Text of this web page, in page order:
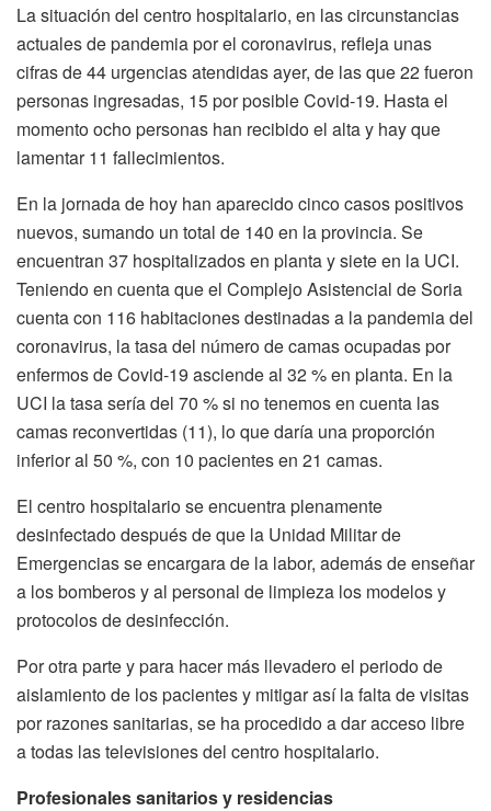
La situación del centro hospitalario, en las circunstancias
actuales de pandemia por el coronavirus, refleja unas
cifras de 44 urgencias atendidas ayer, de las que 22 fueron
personas ingresadas, 15 por posible Covid-19. Hasta el
momento ocho personas han recibido el alta y hay que
lamentar 11 fallecimientos.
En la jornada de hoy han aparecido cinco casos positivos
nuevos, sumando un total de 140 en la provincia. Se
encuentran 37 hospitalizados en planta y siete en la UCI.
Teniendo en cuenta que el Complejo Asistencial de Soria
cuenta con 116 habitaciones destinadas a la pandemia del
coronavirus, la tasa del número de camas ocupadas por
enfermos de Covid-19 asciende al 32 % en planta. En la
UCI la tasa sería del 70 % si no tenemos en cuenta las
camas reconvertidas (11), lo que daría una proporción
inferior al 50 %, con 10 pacientes en 21 camas.
El centro hospitalario se encuentra plenamente
desinfectado después de que la Unidad Militar de
Emergencias se encargara de la labor, además de enseñar
a los bomberos y al personal de limpieza los modelos y
protocolos de desinfección.
Por otra parte y para hacer más llevadero el periodo de
aislamiento de los pacientes y mitigar así la falta de visitas
por razones sanitarias, se ha procedido a dar acceso libre
a todas las televisiones del centro hospitalario.
Profesionales sanitarios y residencias